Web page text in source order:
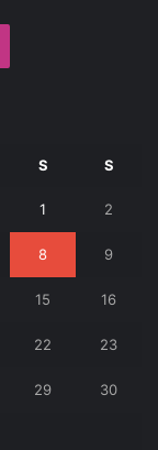
S S
1 2
8 9
15 16
22 23
29 30